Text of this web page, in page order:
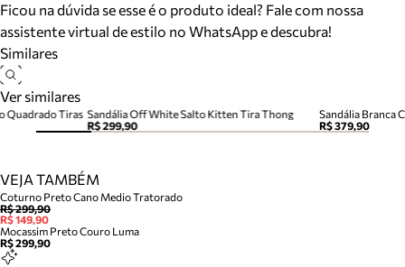
Ficou na dúvida se esse é o produto ideal? Fale com nossa
assistente virtual de estilo no WhatsApp e descubra!
Similares
Ver similares
Sandália Off White Salto Kitten Tira Thong
R$ 299,90
Sandália Branca
R$ 379,90
Quadrado Tiras
VEJA TAMBÉM
Coturno Preto Cano Medio Tratorado
R$ 299,90
R$ 149,90
Mocassim Preto Couro Luma
R$ 299,90